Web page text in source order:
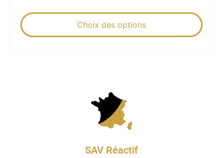
Choix des options
SAV Réactif